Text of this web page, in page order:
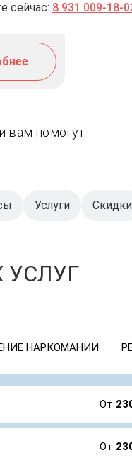
сейчас: 8 931 009-18-
вам помогут
Услуги Скидки
НАРКОМАНИИ
От
От